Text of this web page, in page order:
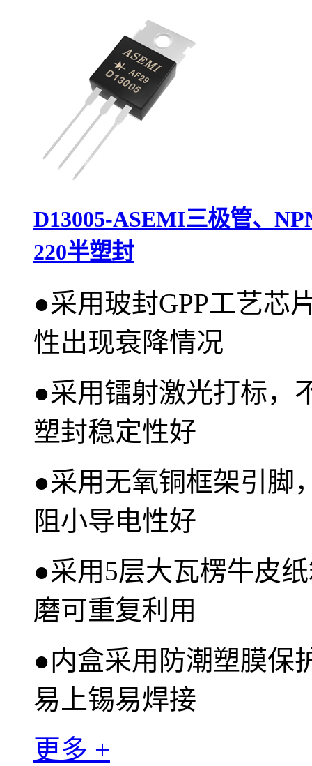
D13005-ASEMI三极管、
220半塑封
●采用玻封GPP工艺芯
性出现衰降情况
●采用镭射激光打标，
塑封稳定性好
●采用无氧铜框架引脚
阻小导电性好
●采用5层大瓦楞牛皮
磨可重复利用
●内盒采用防潮塑膜保
易上锡易焊接
更多 +